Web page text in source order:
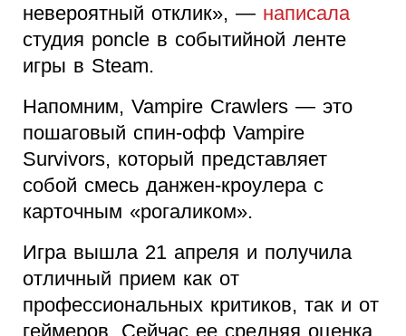
невероятный отклик», — написала
студия poncle в событийной ленте
игры в Steam.
Напомним, Vampire Crawlers — это
пошаговый спин-офф Vampire
Survivors, который представляет
собой смесь данжен-кроулера с
карточным «рогаликом».
Игра вышла 21 апреля и получила
отличный прием как от
профессиональных критиков, так и от
геймеров. Сейчас ее средняя оценка